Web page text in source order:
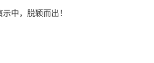
中，脱颖而出！